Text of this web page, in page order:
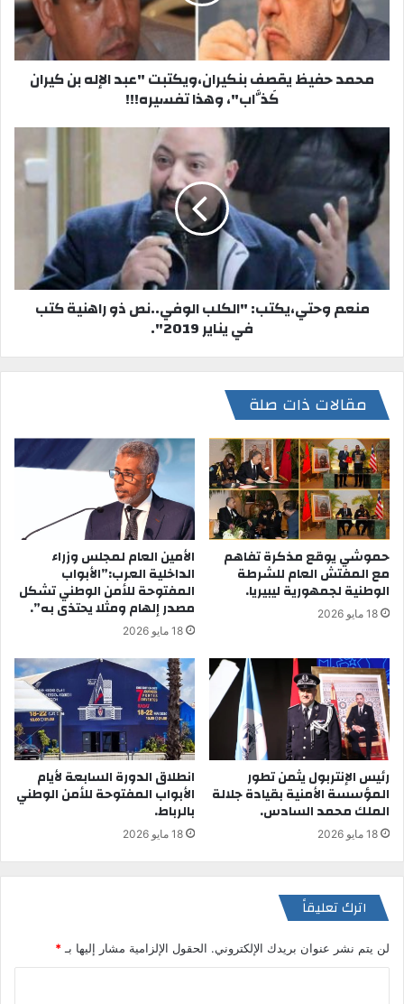
ي
ب
محمد حفيظ يقصف بنكيران،ويكتبت "عبد الإله بن كيران
كَذَّاب"، وهذا تفسيره!!!
منعم وحتي،يكتب: "الكلب الوفي..نص ذو راهنية كتب
في يناير 2019".
مقالات ذات صلة
حموشي يوقع مذكرة تفاهم
مع المفتش العام للشرطة
الوطنية لجمهورية ليبيريا.
18 مايو 2026
الأمين العام لمجلس وزراء
الداخلية العرب:”الأبواب
المفتوحة للأمن الوطني تشكل
مصدر إلهام ومثلا يحتذى به”.
18 مايو 2026
رئيس الإنتربول يثمن تطور
المؤسسة الأمنية بقيادة جلالة
الملك محمد السادس.
18 مايو 2026
انطلاق الدورة السابعة لأيام
الأبواب المفتوحة للأمن الوطني
بالرباط.
18 مايو 2026
اترك تعليقاً
لن يتم نشر عنوان بريدك الإلكتروني. الحقول الإلزامية مشار إليها بـ *